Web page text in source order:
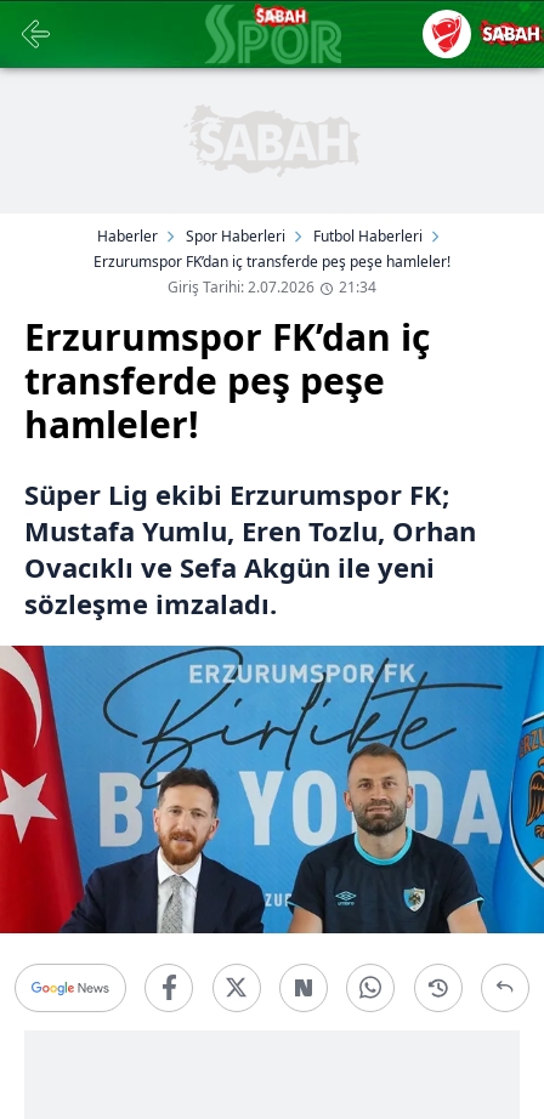
Haberler Spor Haberleri
Futbol Haberleri
Erzurumspor FK’dan iç transferde peş peşe hamleler!
Giriş Tarihi: 2.07.2026
21:34
Erzurumspor FK’dan iç
transferde peş peşe
hamleler!
Süper Lig ekibi Erzurumspor FK;
Mustafa Yumlu, Eren Tozlu, Orhan
Ovacıklı ve Sefa Akgün ile yeni
sözleşme imzaladı.